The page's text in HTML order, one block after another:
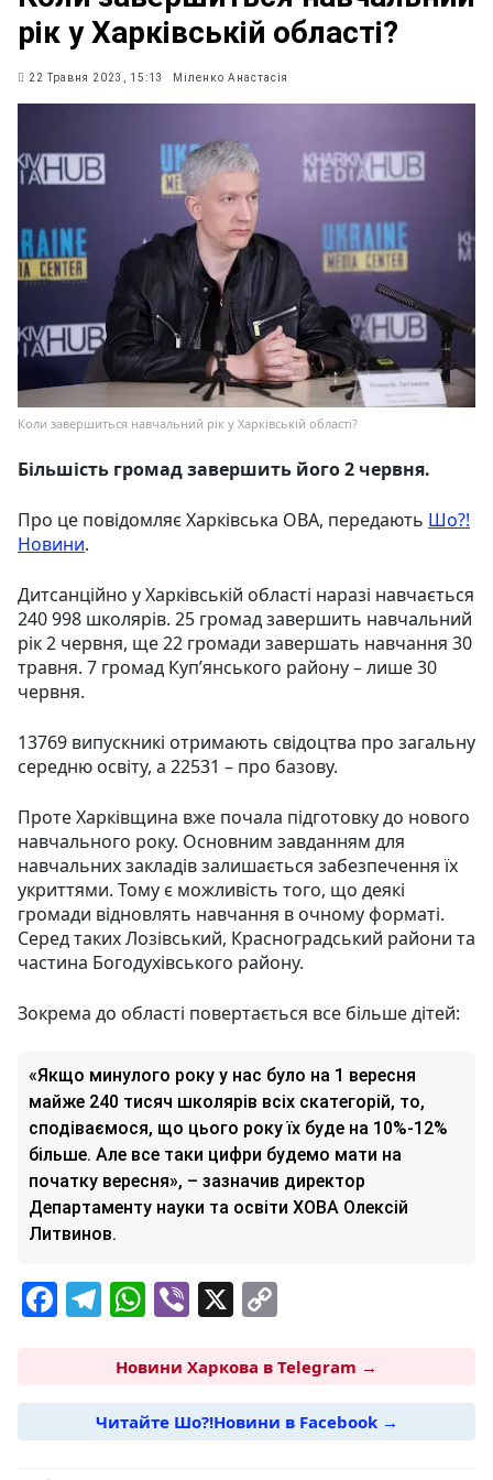
рік у Харківській області?
22 Травня 2023, 15:13 Міленко Анастасія
Коли завершиться навчальний рік у Харківській області?
Більшість громад завершить його 2 червня.
Про це повідомляє Харківська ОВА, передають Шо?!
Новини.
Дитсанційно у Харківській області наразі навчається
240 998 школярів. 25 громад завершить навчальний
рік 2 червня, ще 22 громади завершать навчання 30
травня. 7 громад Куп’янського району – лише 30
червня.
13769 випускникі отримають свідоцтва про загальну
середню освіту, а 22531 – про базову.
Проте Харківщина вже почала підготовку до нового
навчального року. Основним завданням для
навчальних закладів залишається забезпечення їх
укриттями. Тому є можливість того, що деякі
громади відновлять навчання в очному форматі.
Серед таких Лозівський, Красноградський райони та
частина Богодухівського району.
Зокрема до області повертається все більше дітей:
«Якщо минулого року у нас було на 1 вересня
майже 240 тисяч школярів всіх скатегорій, то,
сподіваємося, що цього року їх буде на 10%-12%
більше. Але все таки цифри будемо мати на
початку вересня», – зазначив директор
Департаменту науки та освіти ХОВА Олексій
Литвинов.
F
e
b
T
e
g
ra
W
at
s
A
Vi
er
X
p
y
Li
Новини Харкова в Telegram →
Читайте Шо?!Новини в Facebook →